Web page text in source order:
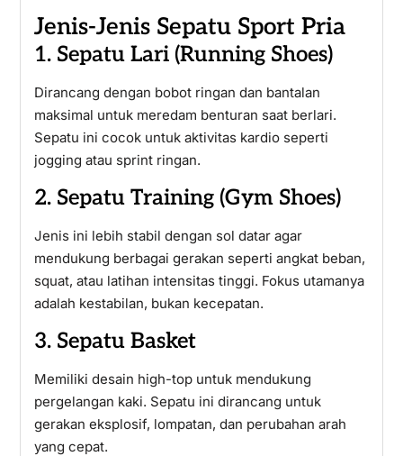
Jenis-Jenis Sepatu Sport Pria
1. Sepatu Lari (Running Shoes)
Dirancang dengan bobot ringan dan bantalan
maksimal untuk meredam benturan saat berlari.
Sepatu ini cocok untuk aktivitas kardio seperti
jogging atau sprint ringan.
2. Sepatu Training (Gym Shoes)
Jenis ini lebih stabil dengan sol datar agar
mendukung berbagai gerakan seperti angkat beban,
squat, atau latihan intensitas tinggi. Fokus utamanya
adalah kestabilan, bukan kecepatan.
3. Sepatu Basket
Memiliki desain high-top untuk mendukung
pergelangan kaki. Sepatu ini dirancang untuk
gerakan eksplosif, lompatan, dan perubahan arah
yang cepat.